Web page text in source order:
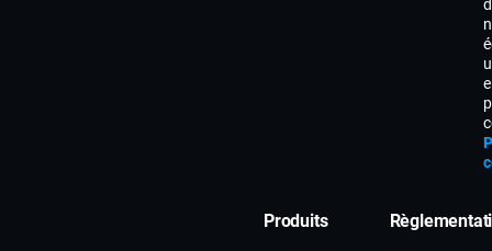
spécifiques,
l’identité et
finalité et la
Produits